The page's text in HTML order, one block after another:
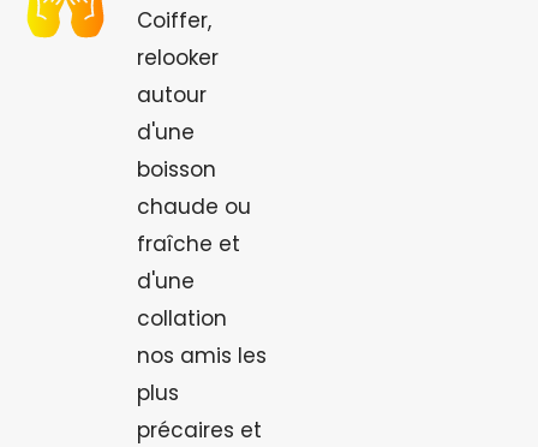
Coiffer,
relooker
autour
d'une
boisson
chaude ou
fraîche et
d'une
collation
nos amis les
plus
précaires et